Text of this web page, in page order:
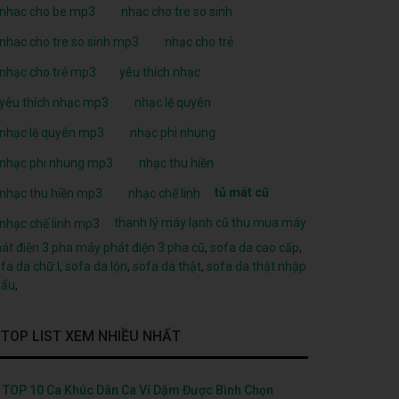
nhac cho be mp3 nhac cho tre so sinh
nhac cho tre so sinh mp3 nhạc cho trẻ
nhạc cho trẻ mp3 yêu thích nhạc
yêu thích nhạc mp3 nhạc lệ quyên
nhạc lệ quyên mp3 nhạc phi nhung
nhạc phi nhung mp3 nhạc thu hiền
nhạc thu hiền mp3 nhạc chế linh tủ mát cũ
nhạc chế linh mp3 thanh lý máy lạnh cũ thu mua máy
điện 3 pha máy phát điện 3 pha cũ, sofa da cao cấp,
da chữ l , sofa da lộn, sofa da thật, sofa da thật nhập
,
TOP LIST XEM NHIỀU NHẤT
TOP 10 Ca Khúc Dân Ca Ví Dặm Được Bình Chọn